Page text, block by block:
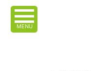
MENU